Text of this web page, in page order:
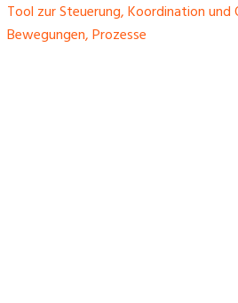
Tool zur Steuerung, Koordination
Bewegungen, Prozesse